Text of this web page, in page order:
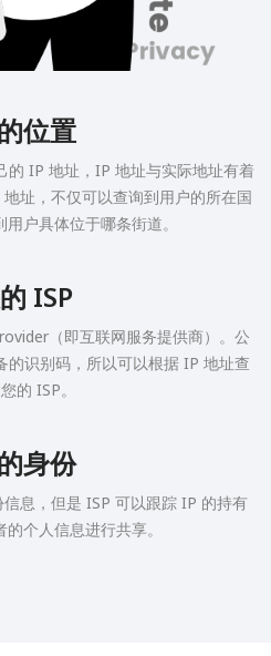
位置
的 IP 地址，IP 地址与实际地址有着
址，不仅可以查询到用户的所在国
户具体位于哪条街道。
ISP
（即互联网服务提供商）。公
的识别码，所以可以根据 IP 地址查
的 ISP。
身份
息，但是 ISP 可以跟踪 IP 的持有
个人信息进行共享。